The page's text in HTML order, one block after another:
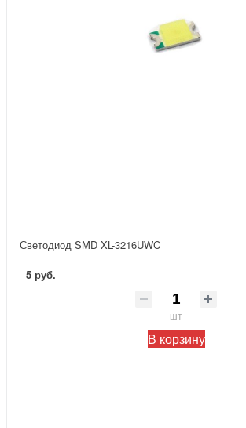
Светодиод SMD XL-3216UWC
5 руб.
шт
В корзину